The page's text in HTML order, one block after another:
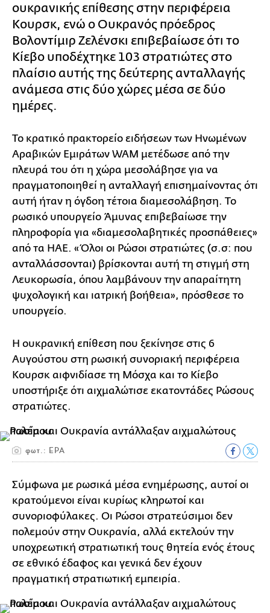
ουκρανικής επίθεσης στην περιφέρεια
Κουρσκ, ενώ ο Ουκρανός πρόεδρος
Βολοντίμιρ Ζελένσκι επιβεβαίωσε ότι το
Κίεβο υποδέχτηκε 103 στρατιώτες στο
πλαίσιο αυτής της δεύτερης ανταλλαγής
ανάμεσα στις δύο χώρες μέσα σε δύο
ημέρες.
Το κρατικό πρακτορείο ειδήσεων των Ηνωμένων
Αραβικών Εμιράτων WAM μετέδωσε από την
πλευρά του ότι η χώρα μεσολάβησε για να
πραγματοποιηθεί η ανταλλαγή επισημαίνοντας ότι
αυτή ήταν η όγδοη τέτοια διαμεσολάβηση. Το
ρωσικό υπουργείο Άμυνας επιβεβαίωσε την
πληροφορία για «διαμεσολαβητικές προσπάθειες»
από τα ΗΑΕ. «Όλοι οι Ρώσοι στρατιώτες (σ.σ: που
ανταλλάσσονται) βρίσκονται αυτή τη στιγμή στη
Λευκορωσία, όπου λαμβάνουν την απαραίτητη
ψυχολογική και ιατρική βοήθεια», πρόσθεσε το
υπουργείο.
Η ουκρανική επίθεση που ξεκίνησε στις 6
Αυγούστου στη ρωσική συνοριακή περιφέρεια
Κουρσκ αιφνιδίασε τη Μόσχα και το Κίεβο
υποστήριξε ότι αιχμαλώτισε εκατοντάδες Ρώσους
στρατιώτες.
φωτ.: ΕΡΑ
Σύμφωνα με ρωσικά μέσα ενημέρωσης, αυτοί οι
κρατούμενοι είναι κυρίως κληρωτοί και
συνοριοφύλακες. Οι Ρώσοι στρατεύσιμοι δεν
πολεμούν στην Ουκρανία, αλλά εκτελούν την
υποχρεωτική στρατιωτική τους θητεία ενός έτους
σε εθνικό έδαφος και γενικά δεν έχουν
πραγματική στρατιωτική εμπειρία.